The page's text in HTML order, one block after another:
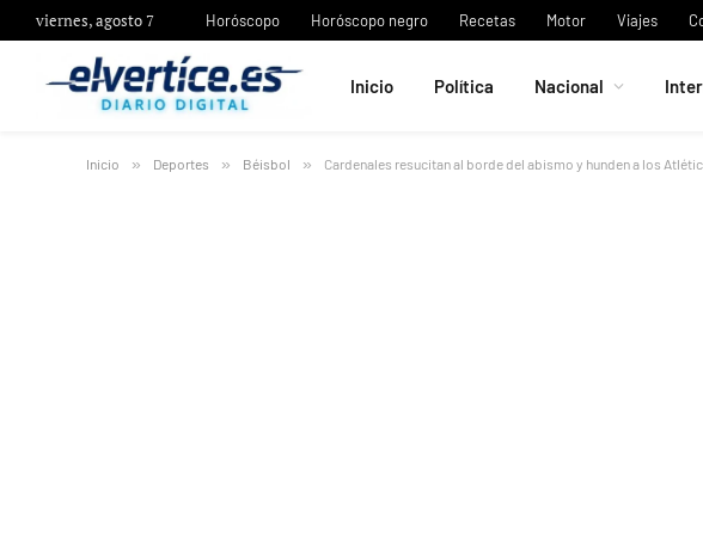
viernes, agosto 7 Horóscopo Horóscopo negro Recetas Motor Viajes
Inicio Política Nacional
Inicio » Deportes » Béisbol » Cardenales resucitan al borde del abismo y hunden a los